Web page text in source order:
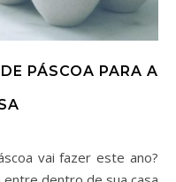
PÁSCOA PARA A